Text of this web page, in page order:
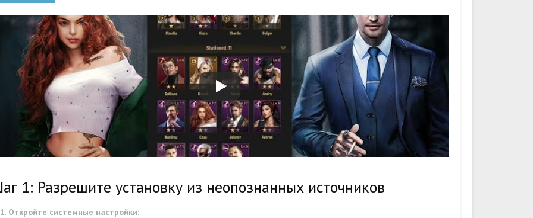
1: Разрешите установку из неопознанных источников
Откройте системные настройки: